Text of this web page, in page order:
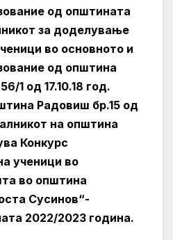
од општината
за доделување
во основното и
од општина
1 од 17.10.18 год.
Радовиш бр.15 од
на општина
Конкурс
ученици во
во општина
Сусинов“-
2022/2023 година.